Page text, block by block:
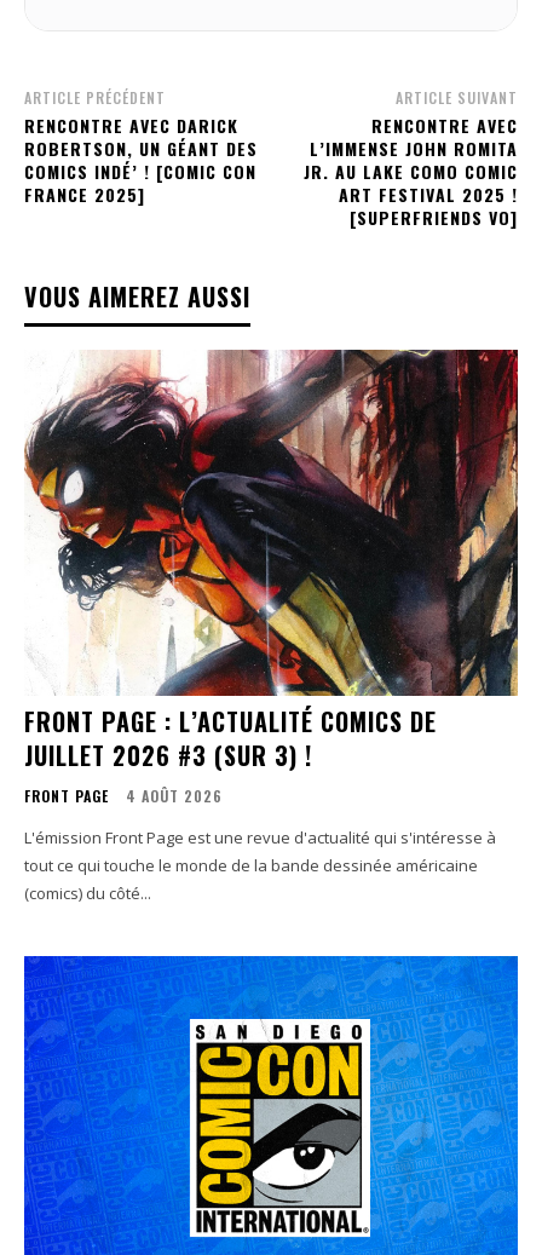
ARTICLE PRÉCÉDENT
RENCONTRE AVEC DARICK
ROBERTSON, UN GÉANT DES
COMICS INDÉ’ ! [COMIC CON
FRANCE 2025]
ARTICLE SUIVANT
RENCONTRE AVEC
L’IMMENSE JOHN ROMITA
JR. AU LAKE COMO COMIC
ART FESTIVAL 2025 !
[SUPERFRIENDS VO]
VOUS AIMEREZ AUSSI
FRONT PAGE : L’ACTUALITÉ COMICS DE
JUILLET 2026 #3 (SUR 3) !
FRONT PAGE 4 AOÛT 2026
L'émission Front Page est une revue d'actualité qui s'intéresse à
tout ce qui touche le monde de la bande dessinée américaine
(comics) du côté...